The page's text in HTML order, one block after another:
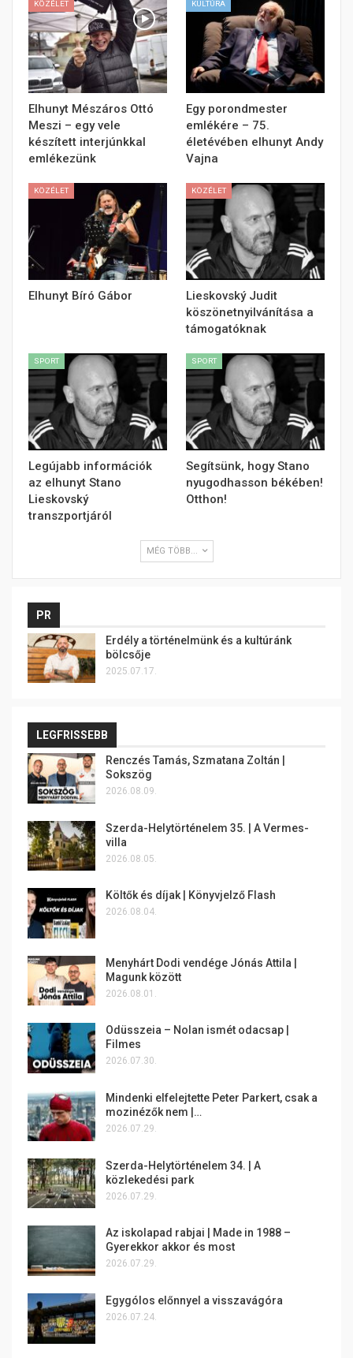
KÖZÉLET
Elhunyt Mészáros Ottó
Meszi – egy vele
készített interjúnkkal
emlékezünk
KULTÚRA
Egy porondmester
emlékére – 75.
életévében elhunyt Andy
Vajna
KÖZÉLET
Elhunyt Bíró Gábor
KÖZÉLET
Lieskovský Judit
köszönetnyilvánítása a
támogatóknak
SPORT
Legújabb információk
az elhunyt Stano
Lieskovský
transzportjáról
SPORT
Segítsünk, hogy Stano
nyugodhasson békében!
Otthon!
MÉG TÖBB...
PR
Erdély a történelmünk és a kultúránk
bölcsője
2025.07.17.
LEGFRISSEBB
Renczés Tamás, Szmatana Zoltán |
Sokszög
2026.08.09.
Szerda-Helytörténelem 35. | A Vermes-
villa
2026.08.05.
Költők és díjak | Könyvjelző Flash
2026.08.04.
Menyhárt Dodi vendége Jónás Attila |
Magunk között
2026.08.01.
Odüsszeia – Nolan ismét odacsap |
Filmes
2026.07.30.
Mindenki elfelejtette Peter Parkert, csak a
mozinézők nem |…
2026.07.29.
Szerda-Helytörténelem 34. | A
közlekedési park
2026.07.29.
Az iskolapad rabjai | Made in 1988 –
Gyerekkor akkor és most
2026.07.29.
Egygólos előnnyel a visszavágóra
2026.07.24.